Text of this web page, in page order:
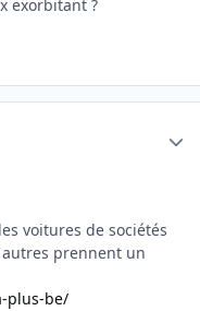
exorbitant ?
voitures de sociétés
prennent un
plus-be/